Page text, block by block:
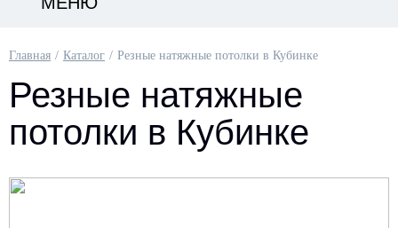
Главная Каталог Резные натяжные потолки в Кубинке
Резные натяжные
потолки в Кубинке